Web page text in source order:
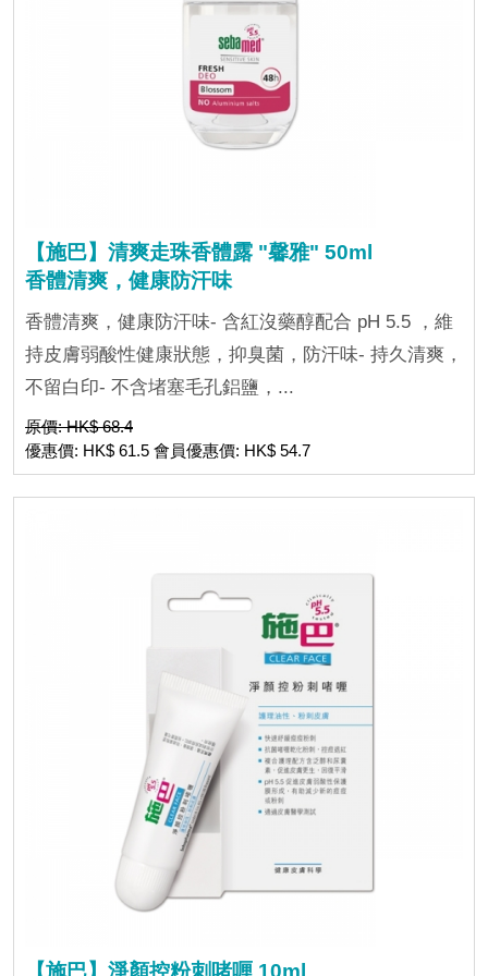
【施巴】清爽走珠香體露 "馨雅" 50ml
香體清爽，健康防汗味
香體清爽，健康防汗味- 含紅沒藥醇配合 pH 5.5 ，維
持皮膚弱酸性健康狀態，抑臭菌，防汗味- 持久清爽，
不留白印- 不含堵塞毛孔鋁鹽，...
原價: HK$ 68.4
優惠價: HK$ 61.5 會員優惠價: HK$ 54.7
【施巴】淨顏控粉刺啫喱 10ml